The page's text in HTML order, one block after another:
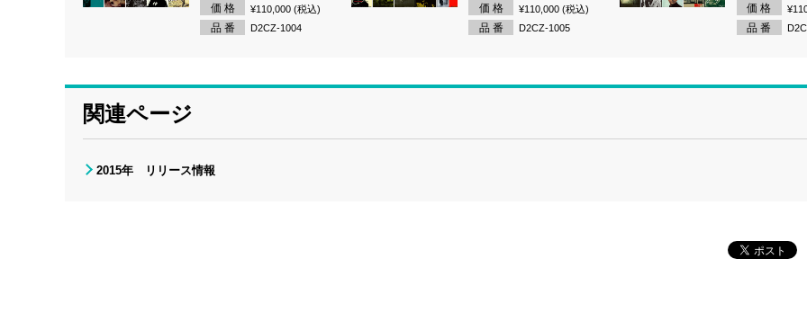
価 格 ¥110,000 (税込)
品 番 D2CZ-1004
価 格 ¥110,000 (税込)
品 番 D2CZ-1005
価 格
品 番
関連ページ
2015年 リリース情報